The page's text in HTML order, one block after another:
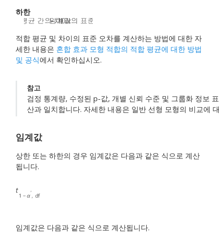
하한
적합 평균 및 차이의 표준 오차를 계산하는 방법에 대한 자
세한 내용은 혼합 효과 모형 적합의 적합 평균에 대한 방법
및 공식에서 확인하십시오.
참고
검정 통계량, 수정된 p-값, 개별 신뢰 수준 및 그룹화 정보
산과 일치합니다. 자세한 내용은 일반 선형 모형의 비교에
임계값
상한 또는 하한의 경우 임계값은 다음과 같은 식으로 계산
됩니다.
임계값은 다음과 같은 식으로 계산됩니다.